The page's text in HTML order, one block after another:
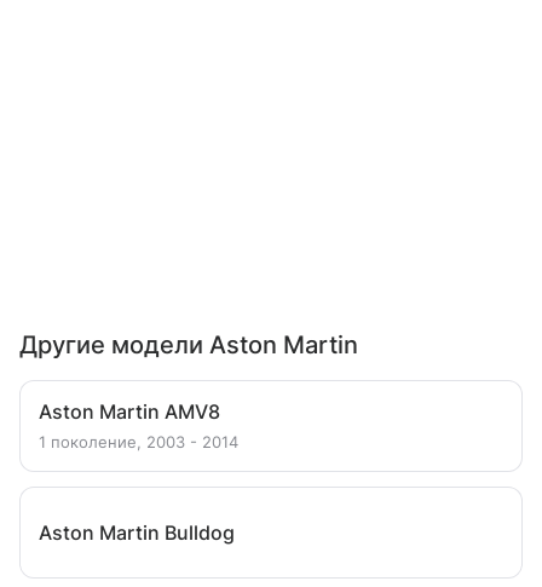
Другие модели Aston Martin
Aston Martin AMV8
1 поколение, 2003 - 2014
Aston Martin Bulldog